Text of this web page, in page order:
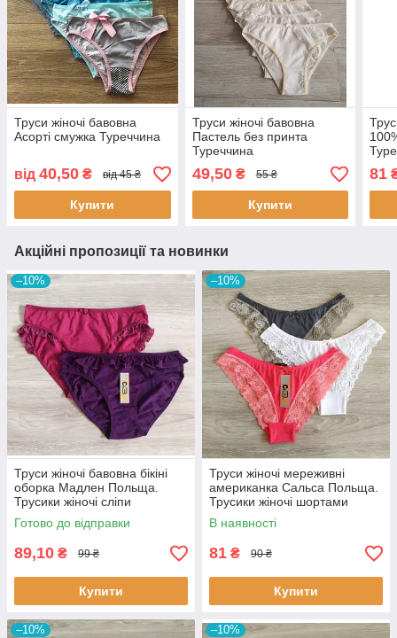
Труси жіночі бавовна
Асорті смужка Туреччина
від 40,50 ₴ від 45 ₴
Купити
Труси жіночі бавовна
Пастель без принта
Туреччина
49,50₴ 55 ₴
Купити
81
Акційні пропозиції та новинки
–10%
Труси жіночі бавовна бікіні
оборка Мадлен Польща.
Трусики жіночі сліпи
Готово до відправки
89,10 ₴ 99 ₴
Купити
–10%
Труси жіночі мереживні
американка Сальса Польща.
Трусики жіночі шортами
В наявності
81 ₴ 90 ₴
Купити
–10% –10%